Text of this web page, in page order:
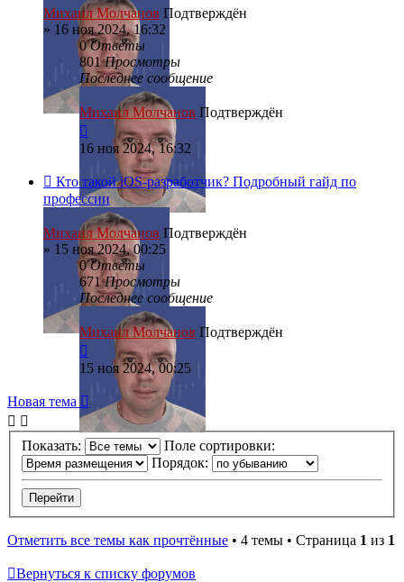
Михаил Молчанов Подтверждён
» 16 ноя 2024, 16:32
0Ответы
801Просмотры
Последнее сообщение
Михаил Молчанов Подтверждён
16 ноя 2024, 16:32
Кто такой iOS-разработчик? Подробный гайд по
профессии
Михаил Молчанов Подтверждён
» 15 ноя 2024, 00:25
0Ответы
671Просмотры
Последнее сообщение
Михаил Молчанов Подтверждён
15 ноя 2024, 00:25
Новая тема
Показать:
Поле сортировки:
Порядок:
Отметить все темы как прочтённые • 4 темы • Страница 1 из 1
Вернуться к списку форумов